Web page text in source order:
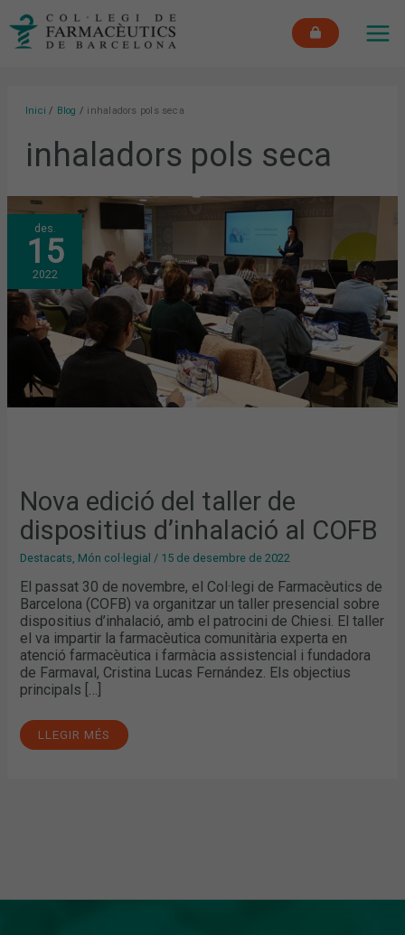
Inici Blog inhaladors pols seca
inhaladors pols seca
des.
15
2022
Nova edició del taller de
dispositius d’inhalació al COFB
Destacats, Món col·legial / 15 de desembre de 2022
El passat 30 de novembre, el Col·legi de Farmacèutics de
Barcelona (COFB) va organitzar un taller presencial sobre
dispositius d’inhalació, amb el patrocini de Chiesi. El taller
el va impartir la farmacèutica comunitària experta en
atenció farmacèutica i farmàcia assistencial i fundadora
de Farmaval, Cristina Lucas Fernández. Els objectius
principals […]
NOVA
EDICIÓ
DEL
TALLER
DE
DISPOSITIUS
D’INHALACIÓ
AL
COFB
LLEGIR MÉS